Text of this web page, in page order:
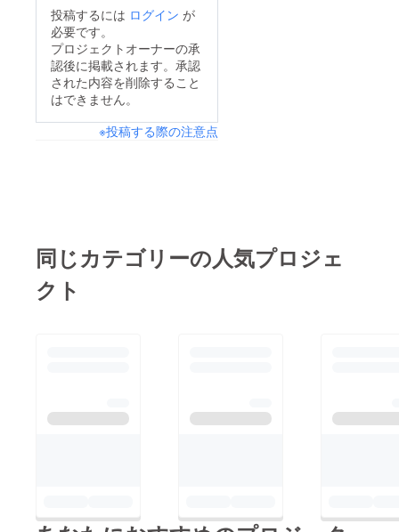
小さな農園主ほほえま
しく見守るばぁば芽が
出た！！わくわく7月
の終わりにクワガタ獲
作戦天候にあまり恵ま
遠くからなら余裕で沢
蟹に微笑みかけられる
とおかげさまで続けら
間づくりができるよう
にぃ～ほ～いくえ～
ん」歌唱中↑森の幼稚
園の様子 山を駆けず
り回っています。暑く
なってきたので汗だく
で帰宅しているようで
す。娘はどんどん成長
す。新しい光が見えな
日 20,7903月22日
月27日 土 12,1903
にも週イチで通うこと
になりました。なにか
ワクワクする春になり
そうです。と・・・書
キしてきました。ん？
地区内をごあいさつ代
わりに（選挙のように
を知ってもらうこと
の人たちとの心の交流
投稿するには ログイン が
必要です。
プロジェクトオーナーの承
認後に掲載されます。承認
された内容を削除すること
はできません。
※投稿する際の注意点
同じカテゴリーの人気プロジェ
クト